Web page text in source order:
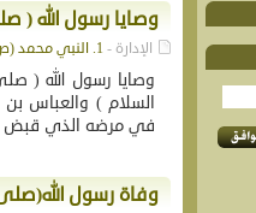
وصايا رسول الله (
الإدارة -1. النبي محمد (ص)
وصايا رسول الله (
السلام ) والعباس
في مرضه الذي قبض
وفاة رسول الله(صلى